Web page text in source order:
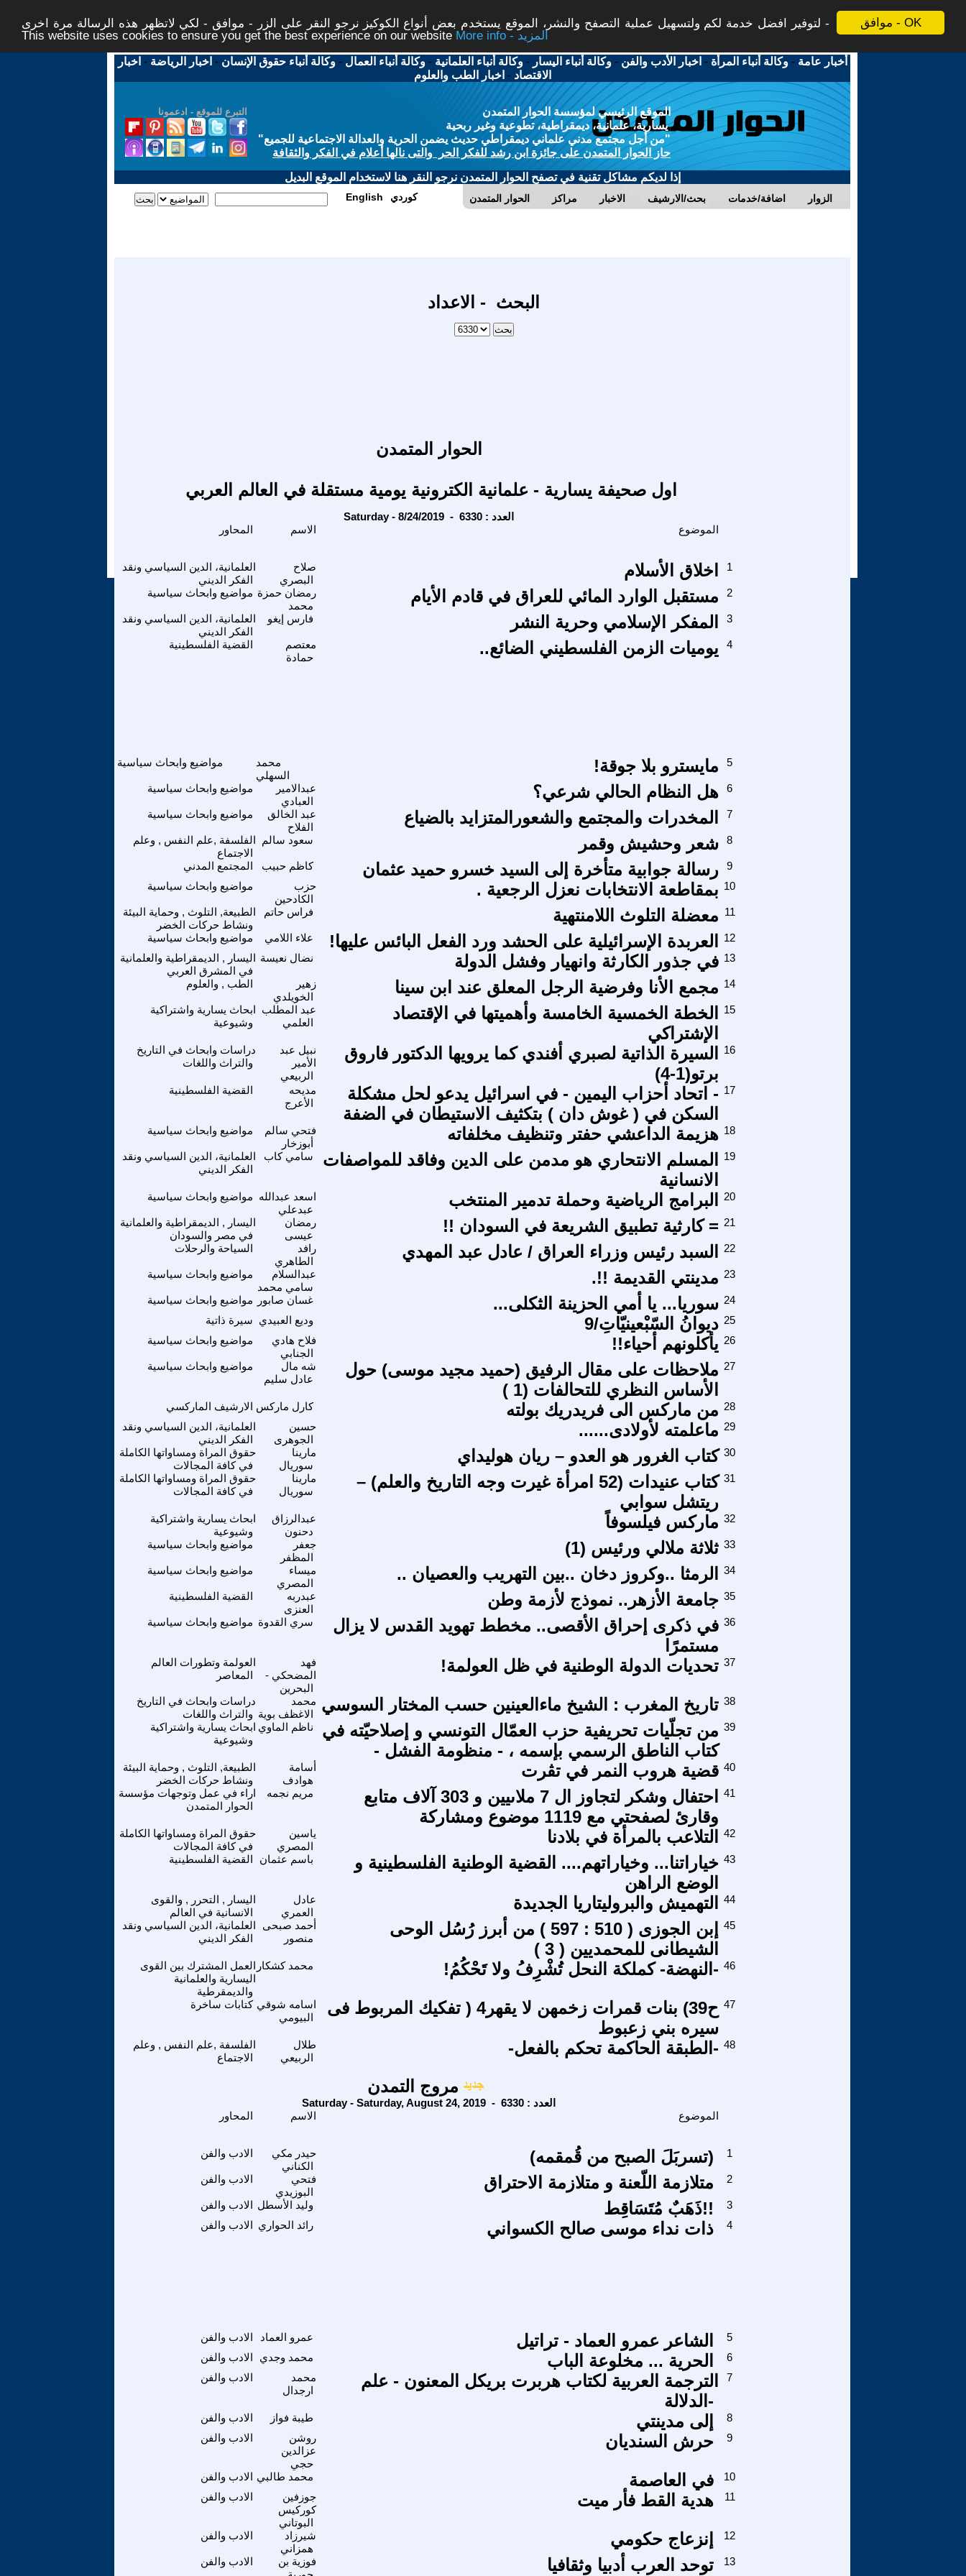
موافق - OK
لتوفير افضل خدمة لكم ولتسهيل عملية التصفح والنشر، الموقع يستخدم بعض أنواع الكوكيز نرجو النقر على الزر - موافق - لكي لاتظهر هذه الرسالة مرة اخرى -
This website uses cookies to ensure you get the best experience on our website
More info - المزيد
أخبار عامة -وكالة أنباء المرأة - اخبار الأدب والفن -وكالة أنباء اليسار -وكالة أنباء العلمانية -وكالة أنباء العمال -وكالة أنباء حقوق الإنسان - اخبار الرياضة - اخبار
الاقتصاد - اخبار الطب والعلوم
التبرع للموقع - ادعمونا
الموقع الرئيسي لمؤسسة الحوار المتمدن
يسارية، علمانية، ديمقراطية، تطوعية وغير ربحية
"من أجل مجتمع مدني علماني ديمقراطي حديث يضمن الحرية والعدالة الاجتماعية للجميع"
حاز الحوار المتمدن على جائزة ابن رشد للفكر الحر والتى نالها أعلام في الفكر والثقافة
إذا لديكم مشاكل تقنية في تصفح الحوار المتمدن نرجو النقر هنا لاستخدام الموقع البديل
الحوار المتمدن مراكز الاخبار بحث/الارشيف اضافة/خدمات الزوار English كوردي
البحث - الاعداد
الحوار المتمدن
اول صحيفة يسارية - علمانية الكترونية يومية مستقلة في العالم العربي
Saturday - 8/24/2019 - العدد : 6330
الاسم الموضوع
العلمانية، الدين السياسي ونقد
الفكر الديني
صلاح
البصري
اخلاق الأسلام 1
مواضيع وابحاث سياسية رمضان حمزة
محمد
مستقبل الوارد المائي للعراق في قادم الأيام 2
العلمانية، الدين السياسي ونقد
الفكر الديني
فارس إيغو المفكر الإسلامي وحرية النشر 3
القضية الفلسطينية
معتصم
حمادة
يوميات الزمن الفلسطيني الضائع.. 4
مواضيع وابحاث سياسية
محمد
السهلي
مايسترو بلا جوقة! 5
مواضيع وابحاث سياسية
عبدالامير
العبادي
هل النظام الحالي شرعي؟ 6
مواضيع وابحاث سياسية
عبد الخالق
الفلاح
المخدرات والمجتمع والشعورالمتزايد بالضياع 7
الفلسفة ,علم النفس , وعلم
الاجتماع
سعود سالم شعر وحشيش وقمر 8
المجتمع المدني كاظم حبيب رسالة جوابية متأخرة إلى السيد خسرو حميد عثمان
9
مواضيع وابحاث سياسية
حزب
الكادحين
بمقاطعة الانتخابات نعزل الرجعية . 10
الطبيعة, التلوث , وحماية البيئة
ونشاط حركات الخضر
فراس حاتم معضلة التلوث اللامنتهية 11
مواضيع وابحاث سياسية علاء اللامي العربدة الإسرائيلية على الحشد ورد الفعل البائس عليها!
12
اليسار , الديمقراطية والعلمانية
في المشرق العربي
نضال نعيسة في جذور الكارثة وانهيار وفشل الدولة 13
الطب , والعلوم
زهير
الخويلدي
مجمع الأنا وفرضية الرجل المعلق عند ابن سينا 14
ابحاث يسارية واشتراكية
وشيوعية
عبد المطلب
العلمي
الخطة الخمسية الخامسة وأهميتها في الإقتصاد
الإشتراكي
15
دراسات وابحاث في التاريخ
والتراث واللغات
نبيل عبد
الأمير
الربيعي
السيرة الذاتية لصبري أفندي كما يرويها الدكتور فاروق
برتو(1-4)
16
القضية الفلسطينية
مديحه
الأعرج
- اتحاد أحزاب اليمين - في اسرائيل يدعو لحل مشكلة
السكن في ( غوش دان ) بتكثيف الاستيطان في الضفة
17
مواضيع وابحاث سياسية
فتحي سالم
أبوزخار
هزيمة الداعشي حفتر وتنظيف مخلفاته 18
العلمانية، الدين السياسي ونقد
الفكر الديني
سامي كاب
المسلم الانتحاري هو مدمن على الدين وفاقد للمواصفات
الانسانية
19
مواضيع وابحاث سياسية اسعد عبدالله
عبدعلي
البرامج الرياضية وحملة تدمير المنتخب 20
اليسار , الديمقراطية والعلمانية
في مصر والسودان
رمضان
عيسى
= كارثية تطبيق الشريعة في السودان !! 21
السياحة والرحلات
رافد
الطاهري
السبد رئيس وزراء العراق / عادل عبد المهدي 22
مواضيع وابحاث سياسية
عبدالسلام
سامي محمد
مدينتي القديمة !!. 23
مواضيع وابحاث سياسية غسان صابور سوريا... يا أمي الحزينة الثكلى... 24
سيرة ذاتية وديع العبيدي ديوانُ السّبْعينيّاتِ/9 25
مواضيع وابحاث سياسية
فلاح هادي
الجنابي
يأکلونهم أحياء!! 26
مواضيع وابحاث سياسية
شه مال
عادل سليم
ملاحظات على مقال الرفيق (حميد مجيد موسى) حول
الأساس النظري للتحالفات (1 )
27
الارشيف الماركسي كارل ماركس من ماركس الى فريدريك بولته 28
العلمانية، الدين السياسي ونقد
الفكر الديني
حسين
الجوهرى
ماعلمته لأولادى...... 29
حقوق المراة ومساواتها الكاملة
في كافة المجالات
مارينا
سوريال
كتاب الغرور هو العدو – ريان هوليداي 30
حقوق المراة ومساواتها الكاملة
في كافة المجالات
مارينا
سوريال
كتاب عنيدات (52 امرأة غيرت وجه التاريخ والعلم) –
ريتشل سوابي
31
ابحاث يسارية واشتراكية
وشيوعية
عبدالرزاق
دحنون
ماركس فيلسوفاً 32
مواضيع وابحاث سياسية
جعفر
المظفر
ثلاثة ملالي ورئيس (1) 33
مواضيع وابحاث سياسية
ميساء
المصري
الرمثا ..وكروز دخان ..بين التهريب والعصيان .. 34
القضية الفلسطينية
عبدربه
العنزى
جامعة الأزهر.. نموذج لأزمة وطن 35
مواضيع وابحاث سياسية سري القدوة
في ذكرى إحراق الأقصى.. مخطط تهويد القدس لا يزال
مستمرًا
36
العولمة وتطورات العالم
المعاصر
فهد
المضحكي -
البحرين
تحديات الدولة الوطنية في ظل العولمة! 37
دراسات وابحاث في التاريخ
والتراث واللغات
محمد
الاغظف بوية
تاريخ المغرب : الشيخ ماءالعينين حسب المختار السوسي 38
ابحاث يسارية واشتراكية
وشيوعية
ناظم الماوي
من تجلّيات تحريفية حزب العمّال التونسي و إصلاحيّته في
كتاب الناطق الرسمي بإسمه ، - منظومة الفشل -
39
الطبيعة, التلوث , وحماية البيئة
ونشاط حركات الخضر
أسامة
هوادف
قضية هروب النمر في تڨرت 40
اراء في عمل وتوجهات مؤسسة
الحوار المتمدن
مريم نجمه
احتفال وشكر لتجاوز ال 7 ملاىيين و 303 آلاف متابع
وقارئ لصفحتي مع 1119 موضوع ومشاركة
41
حقوق المراة ومساواتها الكاملة
في كافة المجالات
ياسين
المصري
التلاعب بالمرأة في بلادنا 42
القضية الفلسطينية باسم عثمان
خياراتنا... وخياراتهم.... القضية الوطنية الفلسطينية و
الوضع الراهن
43
اليسار , التحرر , والقوى
الانسانية في العالم
عادل
العمري
التهميش والبروليتاريا الجديدة 44
العلمانية، الدين السياسي ونقد
الفكر الديني
أحمد صبحى
منصور
إبن الجوزى ( 510 : 597 ) من أبرز رُسُل الوحى
الشيطانى للمحمديين ( 3 )
45
العمل المشترك بين القوى
اليسارية والعلمانية
والديمقرطية
محمد كشكار -النهضة- كملكة النحل تُشْرِفُ ولا تَحْكُمُ! 46
كتابات ساخرة اسامه شوقي
البيومي
ح39) بنات قمرات زخمهن لا يقهر4 ‏( تفكيك المربوط فى
سيره بني زعبوط
47
الفلسفة ,علم النفس , وعلم
الاجتماع
طلال
الربيعي
-الطبقة الحاكمة تحكم بالفعل- 48
مروج التمدن
Saturday - Saturday, August 24, 2019 - العدد : 6330
الاسم الموضوع
الادب والفن
حيدر مكي
الكناني
(تسربَلَ الصبح من قُمقمه) 1
الادب والفن
فتحي
البوزيدي
متلازمة اللّعنة و متلازمة الاحتراق 2
الادب والفن وليد الأسطل ذَهَبٌ مُتَسَاقِط!!
3
الادب والفن رائد الحواري ذات نداء موسى صالح الكسواني 4
الادب والفن عمرو العماد الشاعر عمرو العماد - تراتيل
5
الادب والفن
محمد وجدي الحرية ... مخلوعة الباب
6
الادب والفن
محمد
ارجدال
الترجمة العربية لكتاب هربرت بريكل المعنون - علم
الدلالة-
7
الادب والفن طيبة فواز إلى مدينتي
8
الادب والفن
روشن
عزالدين
حجي
حرش السنديان 9
الادب والفن محمد طالبي في العاصمة
10
الادب والفن
جوزفين
كوركيس
البوتاني
هدية القط فأر ميت 11
الادب والفن
شيرزاد
همزاني
إنزعاج حكومي 12
الادب والفن
فوزية بن
توحد العرب أدبيا وثقافيا 13